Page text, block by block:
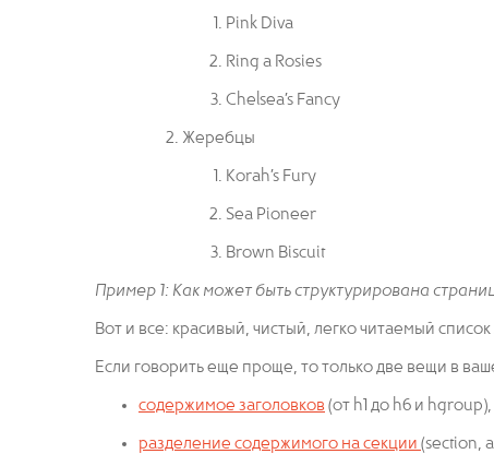
Pink Diva
Ring a Rosies
Chelsea’s Fancy
Жеребцы
Korah’s Fury
Sea Pioneer
Brown Biscuit
Пример 1: Как может быть структурирована
Вот и все: красивый, чистый, легко читаемый
Если говорить еще проще, то только две вещи в
содержимое заголовков (от h1 до h6 и hgroup),
разделение содержимого на секции (section,